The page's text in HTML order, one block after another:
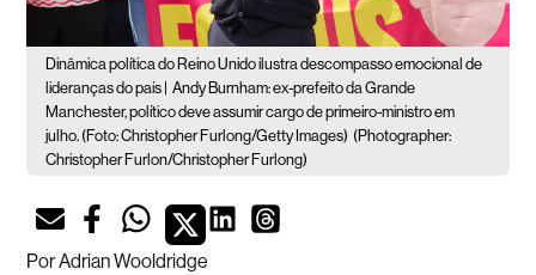
Dinâmica política do Reino Unido ilustra descompasso emocional de
lideranças do país |
Andy Burnham: ex-prefeito da Grande
Manchester, político deve assumir cargo de primeiro-ministro em
julho. (Foto: Christopher Furlong/Getty Images) (Photographer:
Christopher Furlon/Christopher Furlong)
PorAdrian Wooldridge